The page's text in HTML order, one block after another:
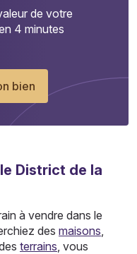
de votre
4 minutes
bien
District de la
à vendre dans le
des maisons,
terrains, vous